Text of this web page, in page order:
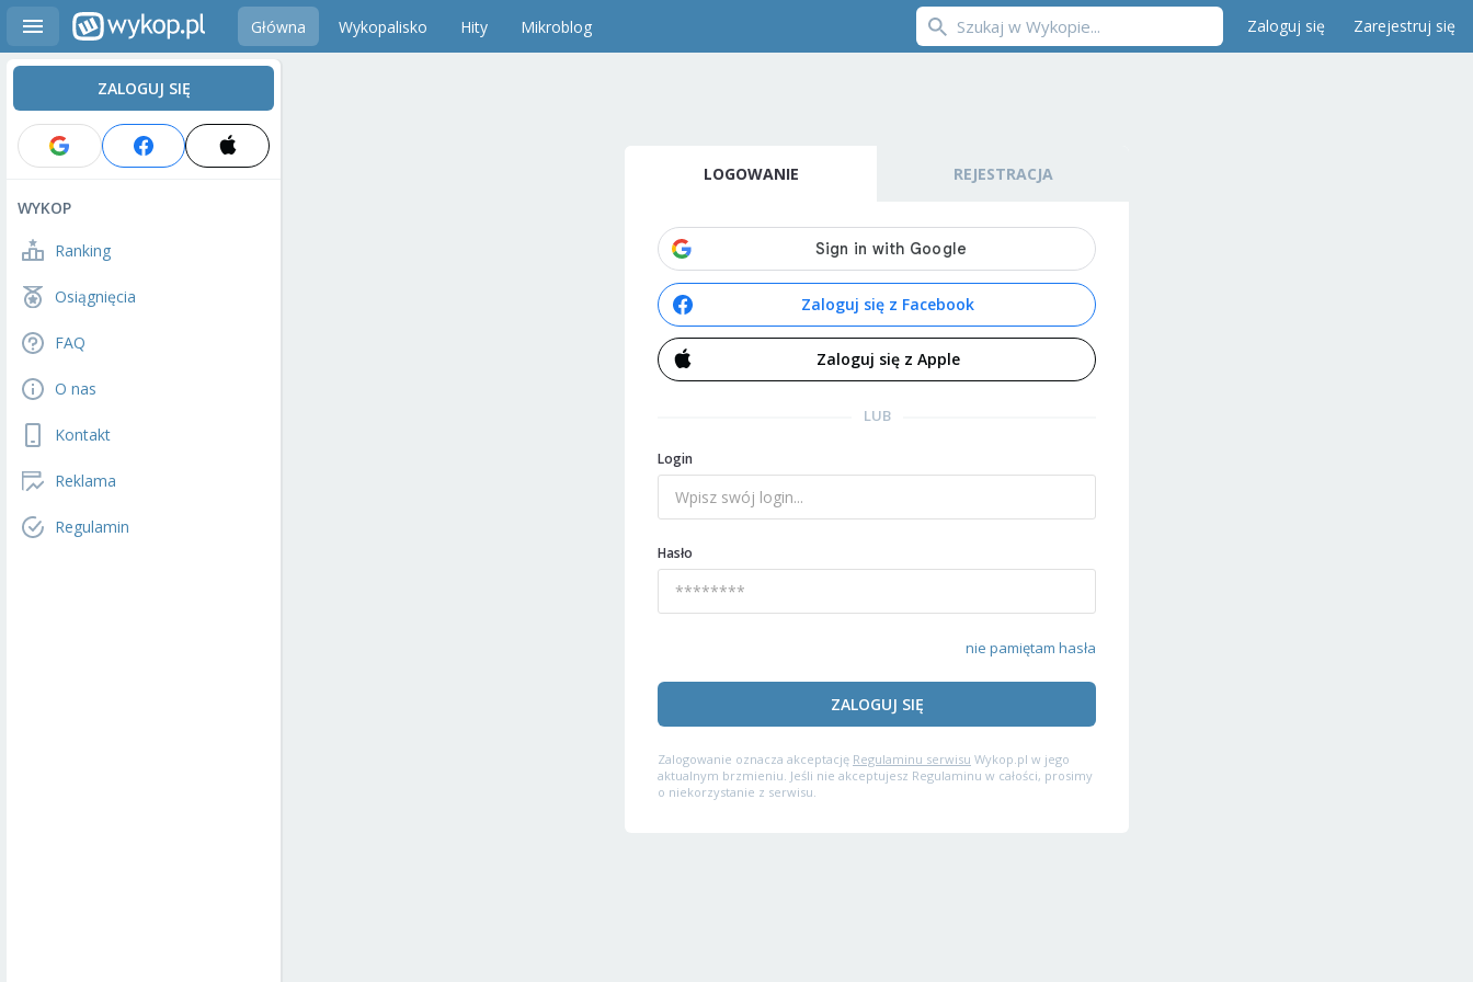
Główna Wykopalisko Hity Mikroblog Zaloguj się Zarejestruj się
ZALOGUJ SIĘ
WYKOP
Ranking
Osiągnięcia
FAQ
O nas
Kontakt
Reklama
Regulamin
LOGOWANIE REJESTRACJA
Zaloguj się z Facebook
Zaloguj się z Apple
LUB
Login
Hasło
nie pamiętam hasła
ZALOGUJ SIĘ
Zalogowanie oznacza akceptację Regulaminu serwisu Wykop.pl w jego
aktualnym brzmieniu. Jeśli nie akceptujesz Regulaminu w całości, prosimy
o niekorzystanie z serwisu.